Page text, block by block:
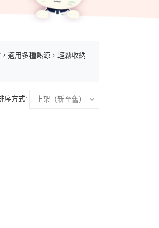
適用多種熱源，輕鬆收納
序方式: